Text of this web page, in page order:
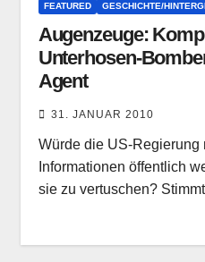
FEATURED GESCHICHTE/
Augenzeuge:
Unterhosen-
Agent
31. JANUAR 2010
Würde die US-
Informationen öffentlich
sie zu vertuschen?